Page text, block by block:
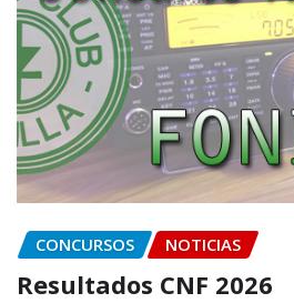
CONCURSOS NOTICIAS
Resultados CNF 2026